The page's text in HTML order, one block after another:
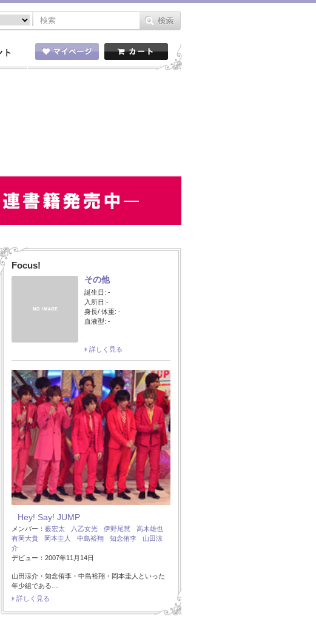
Focus!
その他
誕生日: -
入所日:-
身長/ 体重: -
血液型: -
詳しく見る
Hey! Say! JUMP
メンバー： 薮宏太 八乙女光 伊野尾慧
高木雄也
有岡大貴
岡本圭人 中島裕翔 知念侑李
山田涼
介
デビュー：2007年11月14日
山田涼介・知念侑李・中島裕翔・岡本圭人といった
年少組である…
詳しく見る